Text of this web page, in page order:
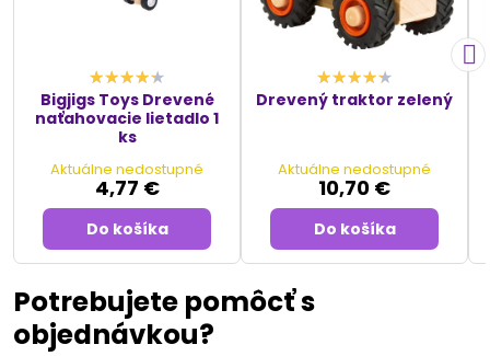
Bigjigs Toys Drevené
naťahovacie lietadlo 1
ks
Aktuálne nedostupné
4,77 €
Do košíka
Drevený traktor zelený
Aktuálne nedostupné
10,70 €
Do košíka
Potrebujete pomôcť s
objednávkou?